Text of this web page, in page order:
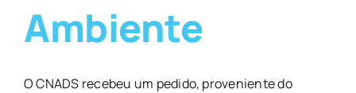
Ambiente
O CNADS recebeu um pedido, proveniente do